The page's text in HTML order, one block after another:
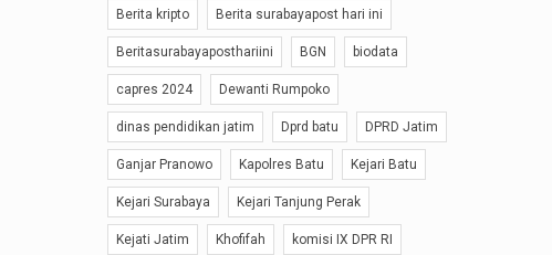
Berita kripto Berita surabayapost hari ini
Beritasurabayaposthariini BGN biodata
capres 2024 Dewanti Rumpoko
dinas pendidikan jatim Dprd batu DPRD Jatim
Ganjar Pranowo Kapolres Batu Kejari Batu
Kejari Surabaya Kejari Tanjung Perak
Kejati Jatim Khofifah komisi IX DPR RI